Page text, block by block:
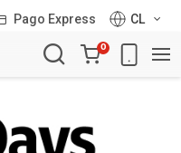
Pago Express
CL
Carro
de
0